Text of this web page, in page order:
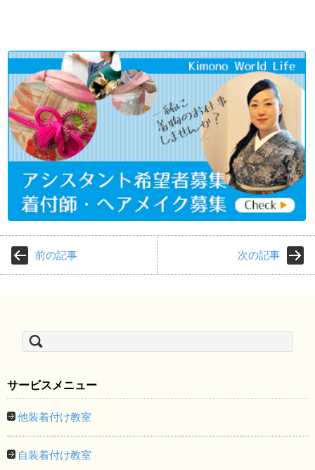
前の記事 次の記事
索:
サービスメニュー
他装着付け教室
自装着付け教室